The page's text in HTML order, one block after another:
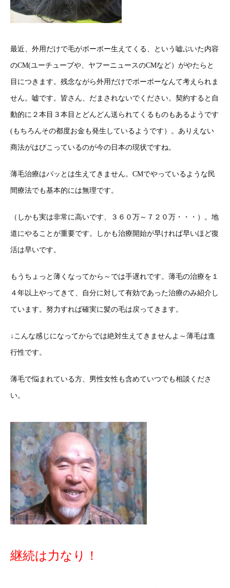
最近、外用だけで毛がボーボー生えてくる、という嘘ぶいた内容
のCM(ユーチューブや、ヤフーニュースのCMなど）がやたらと
目につきます。残念ながら外用だけでボーボーなんて考えられま
せん。嘘です。皆さん、だまされないでください。契約すると自
動的に２本目３本目とどんどん送られてくるものもあるようです
(もちろんその都度お金も発生しているようです）。ありえない
商法がはびこっているのが今の日本の現状ですね。
薄毛治療はパッとは生えてきません。CMでやっているような民
間療法でも基本的には無理です。
（しかも実は非常に高いです、３６０万～７２０万・・・）。地
道にやることが重要です。しかも治療開始が早ければ早いほど復
活は早いです。
もうちょっと薄くなってから～では手遅れです。薄毛の治療を１
４年以上やってきて、自分に対して有効であった治療のみ紹介し
ています。努力すれば確実に髪の毛は戻ってきます。
↓こんな感じになってからでは絶対生えてきませんよ～薄毛は進
行性です。
薄毛で悩まれている方、男性女性も含めていつでも相談くださ
い。
継続は力なり！